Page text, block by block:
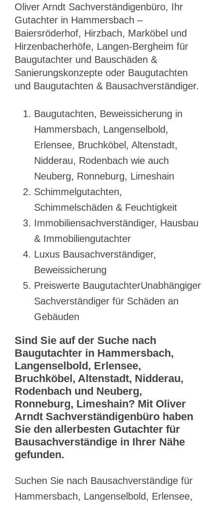
Oliver Arndt Sachverständigenbüro, Ihr
Gutachter in Hammersbach –
Baiersröderhof, Hirzbach, Marköbel und
Hirzenbacherhöfe, Langen-Bergheim für
Baugutachter und Bauschäden &
Sanierungskonzepte oder Baugutachten
und Baugutachten & Bausachverständiger.
Baugutachten, Beweissicherung in
Hammersbach, Langenselbold,
Erlensee, Bruchköbel, Altenstadt,
Nidderau, Rodenbach wie auch
Neuberg, Ronneburg, Limeshain
Schimmelgutachten,
Schimmelschäden & Feuchtigkeit
Immobiliensachverständiger, Hausbau
& Immobiliengutachter
Luxus Bausachverständiger,
Beweissicherung
Preiswerte BaugutachterUnabhängiger
Sachverständiger für Schäden an
Gebäuden
Sind Sie auf der Suche nach
Baugutachter in Hammersbach,
Langenselbold, Erlensee,
Bruchköbel, Altenstadt, Nidderau,
Rodenbach und Neuberg,
Ronneburg, Limeshain? Mit Oliver
Arndt Sachverständigenbüro haben
Sie den allerbesten Gutachter für
Bausachverständige in Ihrer Nähe
gefunden.
Suchen Sie nach Bausachverständige für
Hammersbach, Langenselbold, Erlensee,